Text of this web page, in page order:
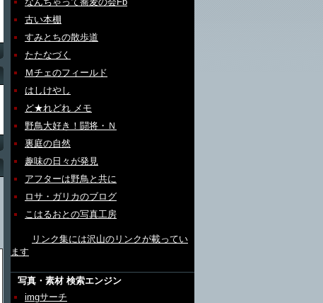
古い本棚
すみとちの散歩道
たたなづく
Ｍチェのフィールド
はしけやし
ど★れどれ メモ
野鳥大好き！闘将・Ｎ
裏庭の自然
趣味の日々が発見
アフターは野鳥と共に
ロサ・ガリカのブログ
こはるおとの写真工房
リンク集には沢山のリンクが載ってい
ます
写真・素材 検索エンジン
imgサーチ